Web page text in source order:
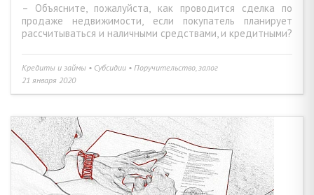
АГЕНТСТВО НЕДВИЖИМОСТИ • РИЭЛТЕРСКИЕ УСЛУГИ 6
ИНЫЕ ВОПРОСЫ 23
– Объясните, пожалуйста, как проводится сделка по
продаже недвижимости, если покупатель планирует
рассчитываться и наличными средствами, и кредитными?
21 января 2020
Кредиты и займы • Субсидии • Поручительство, залог